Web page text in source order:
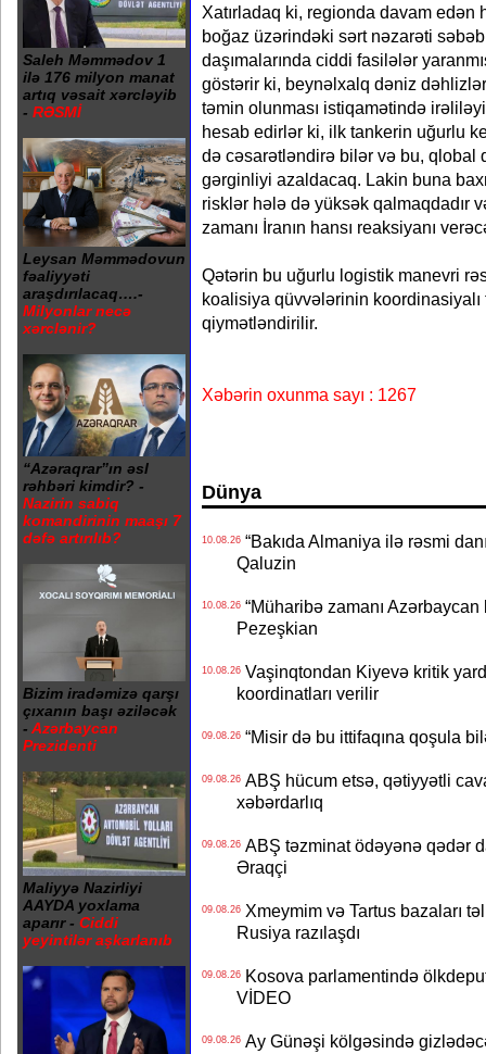
Saleh Məmmədov 1
ilə 176 milyon manat
artıq vəsait xərcləyib
- RƏSMİ
Leysan Məmmədovun
fəaliyyəti
araşdırılacaq….-
Milyonlar necə
xərclənir?
“Azəraqrar”ın əsl
rəhbəri kimdir? -
Nazirin sabiq
komandirinin maaşı 7
dəfə artırılıb?
Bizim iradəmizə qarşı
çıxanın başı əziləcək
- Azərbaycan
Prezidenti
Maliyyə Nazirliyi
AAYDA yoxlama
aparır - Ciddi
yeyintilər aşkarlanıb
Xatırladaq ki, regionda davam edən
boğaz üzərindəki sərt nəzarəti
daşımalarında ciddi fasilələr
göstərir ki, beynəlxalq dəniz
təmin olunması istiqamətində
hesab edirlər ki, ilk tankerin uğurlu
də cəsarətləndirə bilər və bu, qlobal
gərginliyi azaldacaq. Lakin buna
risklər hələ də yüksək qalmaqdadır
zamanı İranın hansı reaksiyanı
Qətərin bu uğurlu logistik manevri
koalisiya qüvvələrinin
qiymətləndirilir.
Xəbərin oxunma sayı : 1267
Dünya
10.08.26“Bakıda Almaniya ilə rəsmi
Qaluzin
10.08.26“Müharibə zamanı Azərbaycan
Pezeşkian
10.08.26Vaşinqtondan Kiyevə kritik
koordinatları verilir
09.08.26“Misir də bu ittifaqına qoşula
09.08.26ABŞ hücum etsə, qətiyyətli
xəbərdarlıq
09.08.26ABŞ təzminat ödəyənə qədər
Əraqçi
09.08.26Xmeymim və Tartus bazaları
Rusiya razılaşdı
09.08.26Kosova parlamentində
VİDEO
09.08.26Ay Günəşi kölgəsində